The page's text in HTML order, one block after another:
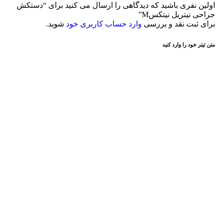
اولین نفری باشید که دیدگاهی را ارسال می کنید برای “دستکش
جراحی نیتریل نیتکسM”
برای ثبت نقد و بررسی وارد حساب کاربری خود شوید.
متن تیتر خود را وارد کنید